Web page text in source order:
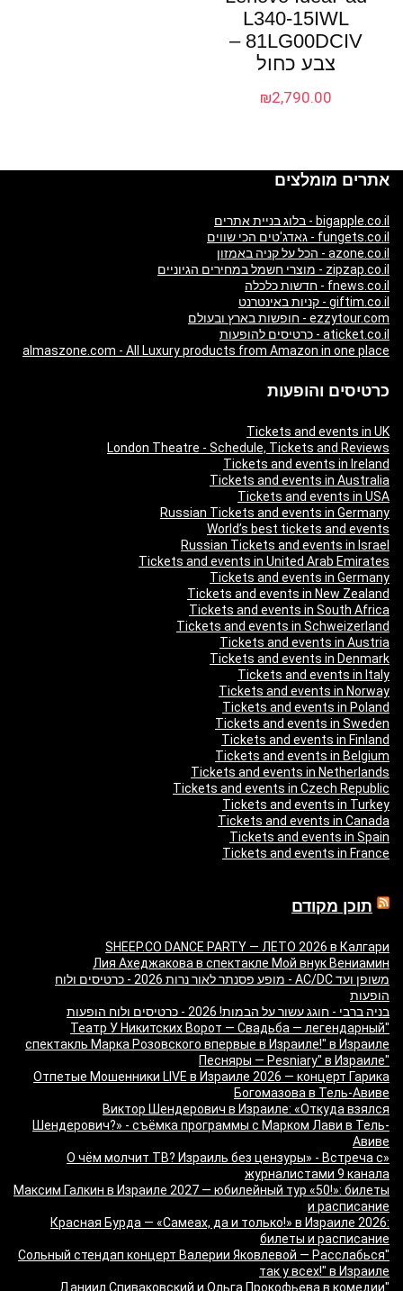
L340-15IWL
81LG00DCIV –
צבע כחול
₪2,790.00
אתרים מומלצים
bigapple.co.il - בלוג בניית אתרים
fungets.co.il - גאדג'טים הכי שווים
azone.co.il - הכל על קניה באמזון
zipzap.co.il - מוצרי חשמל במחירים הגיוניים
fnews.co.il - חדשות כלכלה
giftim.co.il - קניות באינטרנט
ezzytour.com - חופשות בארץ ובעולם
aticket.co.il - כרטיסים להופעות
almaszone.com - All Luxury products from Amazon in one place
כרטיסים והופעות
Tickets and events in UK
London Theatre - Schedule, Tickets and Reviews
Tickets and events in Ireland
Tickets and events in Australia
Tickets and events in USA
Russian Tickets and events in Germany
World’s best tickets and events
Russian Tickets and events in Israel
Tickets and events in United Arab Emirates
Tickets and events in Germany
Tickets and events in New Zealand
Tickets and events in South Africa
Tickets and events in Schweizerland
Tickets and events in Austria
Tickets and events in Denmark
Tickets and events in Italy
Tickets and events in Norway
Tickets and events in Poland
Tickets and events in Sweden
Tickets and events in Finland
Tickets and events in Belgium
Tickets and events in Netherlands
Tickets and events in Czech Republic
Tickets and events in Turkey
Tickets and events in Canada
Tickets and events in Spain
Tickets and events in France
תוכן מקודם
SHEEP.CO DANCE PARTY — ЛЕТО 2026 в Калгари
Лия Ахеджакова в спектакле Мой внук Вениамин
משופן ועד AC/DC - מופע פסנתר לאור נרות 2026 - כרטיסים ולוח
הופעות
בניה ברבי - חוגג עשור על הבמות! 2026 - כרטיסים ולוח הופעות
"Театр У Никитских Ворот — Свадьба — легендарный
спектакль Марка Розовского впервые в Израиле!" в Израиле
"Песняры — Pesniary" в Израиле
Отпетые Мошенники LIVE в Израиле 2026 — концерт Гарика
Богомазова в Тель-Авиве
Виктор Шендерович в Израиле: «Откуда взялся
Шендерович?» - съёмка программы с Марком Лави в Тель-
Авиве
«О чём молчит ТВ? Израиль без цензуры» - Встреча с
журналистами 9 канала
Максим Галкин в Израиле 2027 — юбилейный тур «50!»: билеты
и расписание
Красная Бурда — «Самеах, да и только!» в Израиле 2026:
билеты и расписание
"Сольный стендап концерт Валерии Яковлевой — Расслабься
так у всех!" в Израиле
"Даниил Спиваковский и Ольга Прокофьева в комедии